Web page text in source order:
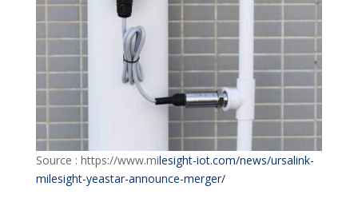
Source : https://www.milesight-iot.com/news/ursalink-
milesight-yeastar-announce-merger/